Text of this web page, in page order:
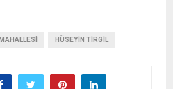
HÜSEYIN TIRGIL